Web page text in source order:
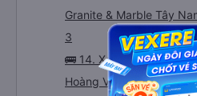
Granite & Marble Tây
3
🚌 14. Xe Phong Phú
Hoàng Văn Thụ (Văn